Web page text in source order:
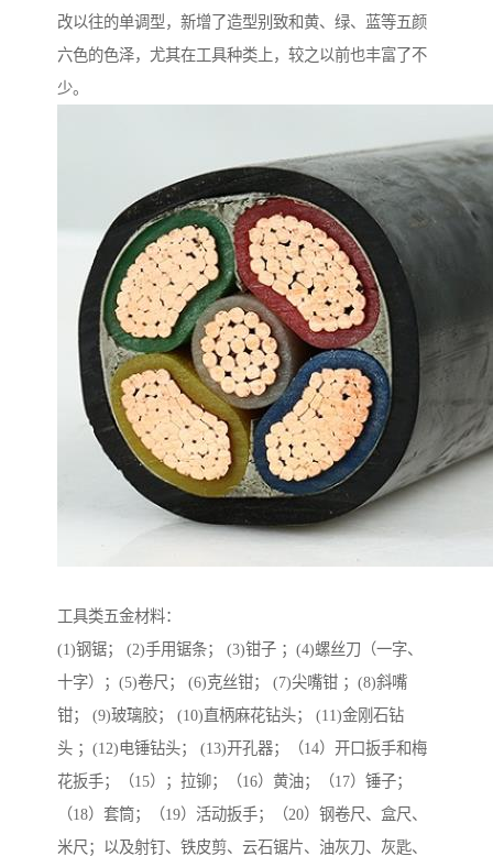
改以往的单调型，新增了造型别致和黄、绿、蓝等五颜
六色的色泽，尤其在工具种类上，较之以前也丰富了不
少。
工具类五金材料：
(1)钢锯； (2)手用锯条； (3)钳子 ；(4)螺丝刀（一字、
十字）；(5)卷尺； (6)克丝钳； (7)尖嘴钳 ；(8)斜嘴
钳； (9)玻璃胶； (10)直柄麻花钻头； (11)金刚石钻
头 ；(12)电锤钻头； (13)开孔器；（14）开口扳手和梅
花扳手；（15）；拉铆；（16）黄油；（17）锤子；
（18）套筒；（19）活动扳手；（20）钢卷尺、盒尺、
米尺；以及射钉、铁皮剪、云石锯片、油灰刀、灰匙、